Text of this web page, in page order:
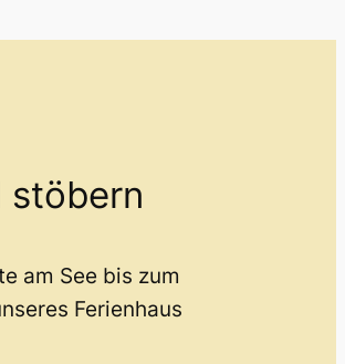
stöbern
am See bis zum
Ferienhaus